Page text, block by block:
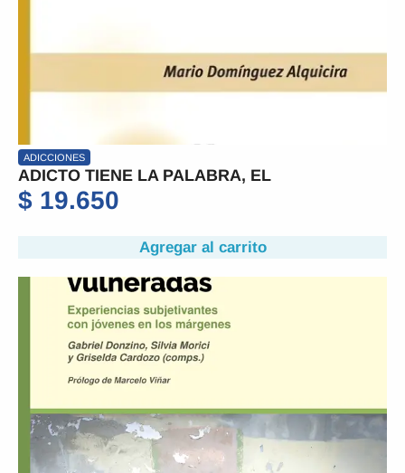
ADICCIONES
ADICTO TIENE LA PALABRA, EL
$ 19.650
Agregar al carrito